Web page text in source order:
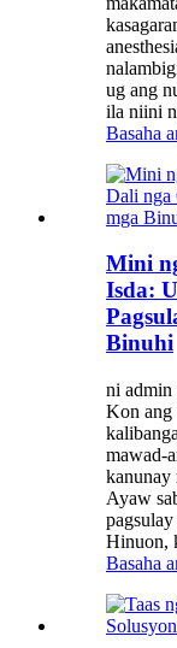
ug ang
ila niini
Basaha
Mini
Isda:
Binuhi
ni admin
Kon ang
mawad-
kanunay
Ayaw
Hinuon,
Basaha